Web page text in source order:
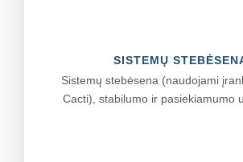
SISTEMŲ
Sistemų stebėsena (naudojami
Cacti), stabilumo ir pasiekiamumo